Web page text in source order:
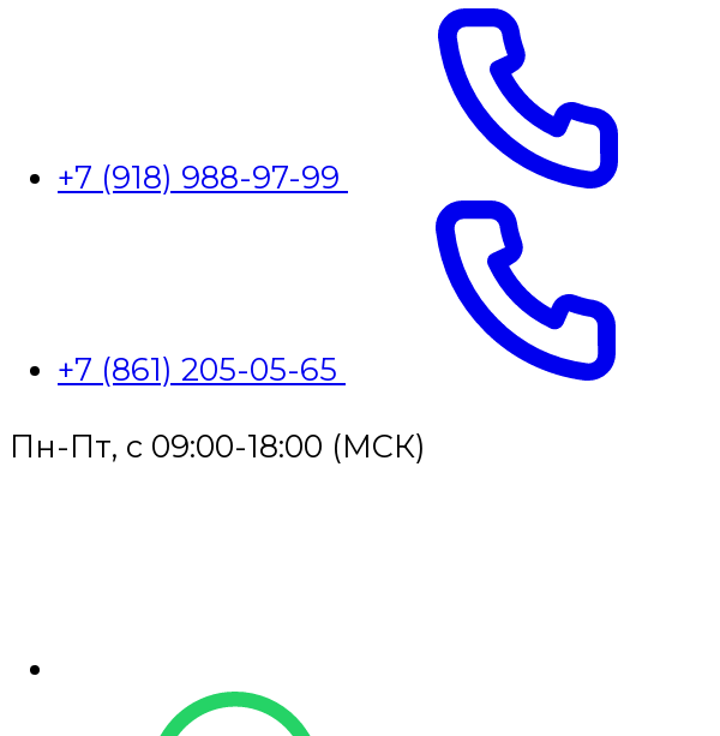
+7 (918) 988-97-99
+7 (861) 205-05-65
Пн-Пт, с 09:00-18:00 (МСК)